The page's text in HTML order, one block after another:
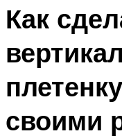
Как
своими